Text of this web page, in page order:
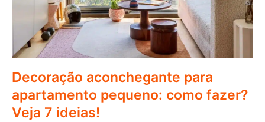
Decoração aconchegante para
apartamento pequeno: como fazer?
Veja 7 ideias!